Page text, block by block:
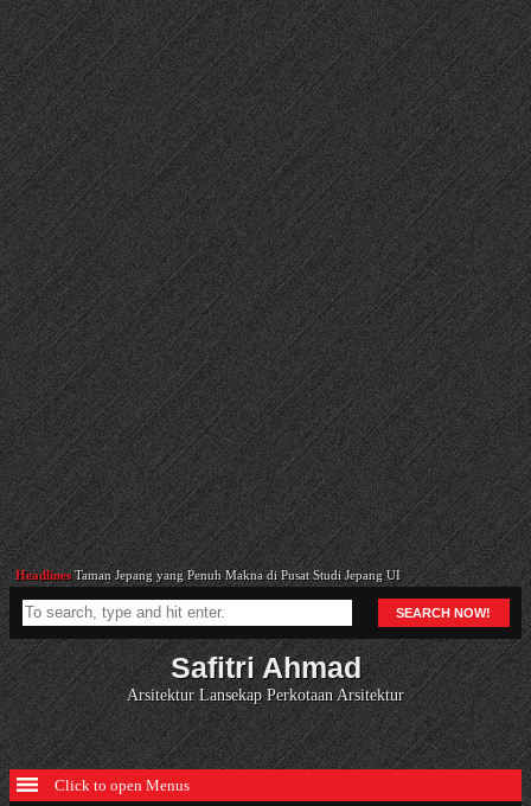
HeadlinesTaman Jepang yang Penuh Makna di Pusat Studi Jepang UI
Headlines12. Silabus bab 3c
Headlines Cara Merancang Celosia Cristata (Jengger Ayam)
Headlines Cara Mengetahui Struktur Tanah yang Subur Untuk Taman dan Lansekap
Headlines58. Klien Gunawan Tjahjono bab 11e
SEARCH NOW!
Safitri Ahmad
Arsitektur Lansekap Perkotaan Arsitektur
Click to open Menus